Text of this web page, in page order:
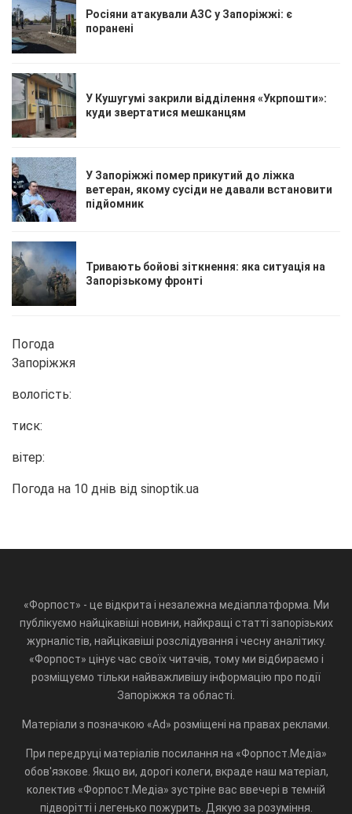
Росіяни атакували АЗС у Запоріжжі: є
поранені
У Кушугумі закрили відділення «Укрпошти»:
куди звертатися мешканцям
У Запоріжжі помер прикутий до ліжка
ветеран, якому сусіди не давали встановити
підйомник
Тривають бойові зіткнення: яка ситуація на
Запорізькому фронті
Погода
Запоріжжя
вологість:
тиск:
вітер:
Погода на 10 днів від sinoptik.ua
«Форпост» - це відкрита і незалежна медіаплатформа. Ми
публікуємо найцікавіші новини, найкращі статті запорізьких
журналістів, найцікавіші розслідування і чесну аналітику.
«Форпост» цінує час своїх читачів, тому ми відбираємо і
розміщуємо тільки найважливішу інформацію про події
Запоріжжя та області.
Матеріали з позначкою «Ad» розміщені на правах реклами.
При передруці матеріалів посилання на «Форпост.Медіа»
обов'язкове. Якщо ви, дорогі колеги, вкраде наш матеріал,
колектив «Форпост.Медіа» зустріне вас ввечері в темній
підворітті і легенько пожурить. Дякую за розуміння.